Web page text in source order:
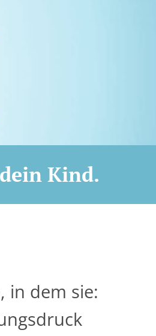
Kind.
in dem sie: